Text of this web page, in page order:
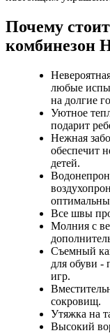
Почему
комбинезон
любые
на долгие
Уютное
подарит
Нежная
обеспечит
детей.
Все швы
Молния с
Съемный
для обуви -
игр.
сокровищ.
Утяжка на
Высокий